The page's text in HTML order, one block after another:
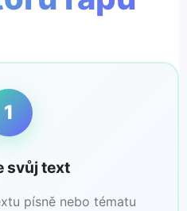
1
svůj text
písně nebo tématu